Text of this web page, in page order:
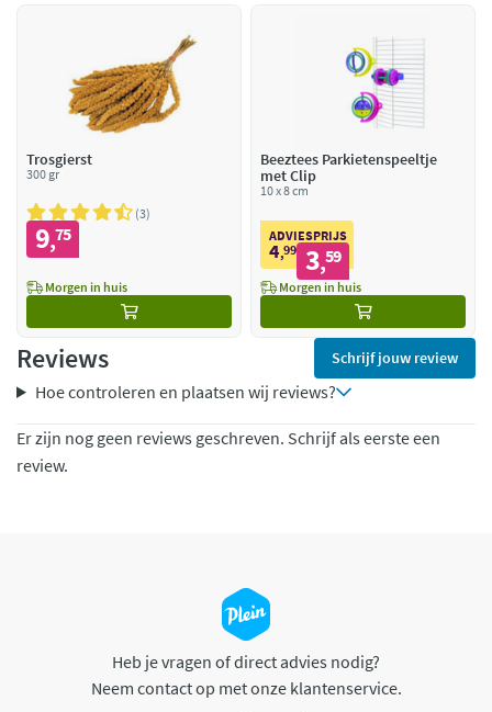
Trosgierst
300 gr
3
9,75
Morgen in huis
Beeztees Parkietenspeeltje
met Clip
10 x 8 cm
ADVIESPRIJS
4,99 3,59
Morgen in huis
Reviews Schrijf jouw review
Hoe controleren en plaatsen wij reviews?
Er zijn nog geen reviews geschreven. Schrijf als eerste een
review.
Heb je vragen of direct advies nodig?
Neem contact op met onze klantenservice.